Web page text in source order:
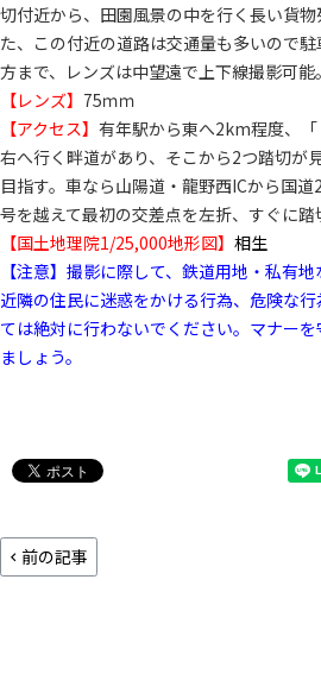
切付近から、田園風景の中を行く長い貨
た、この付近の道路は交通量も多いので
方まで、レンズは中望遠で上下線撮影可能。
【レンズ】 75ｍｍ
【アクセス】 有年駅から東へ2km程度、
右へ行く畔道があり、そこから2つ踏切が
目指す。車なら山陽道・龍野西ICから国
号を越えて最初の交差点を左折、すぐに踏
【国土地理院1/25,000地形図】 相生
【注意】撮影に際して、鉄道用地・私有地
近隣の住民に迷惑をかける行為、危険な
ては絶対に行わないでください。マナー
ましょう。
前の記事